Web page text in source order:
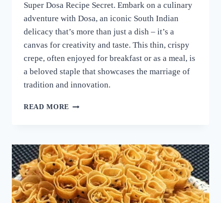
Super Dosa Recipe Secret. Embark on a culinary
adventure with Dosa, an iconic South Indian
delicacy that’s more than just a dish – it’s a
canvas for creativity and taste. This thin, crispy
crepe, often enjoyed for breakfast or as a meal, is
a beloved staple that showcases the marriage of
tradition and innovation.
READ MORE നല്ല
പലർക്കും
അറിയാത്ത
പുതിയ
രഹസ്യം
ഇതാ!
ദോശ